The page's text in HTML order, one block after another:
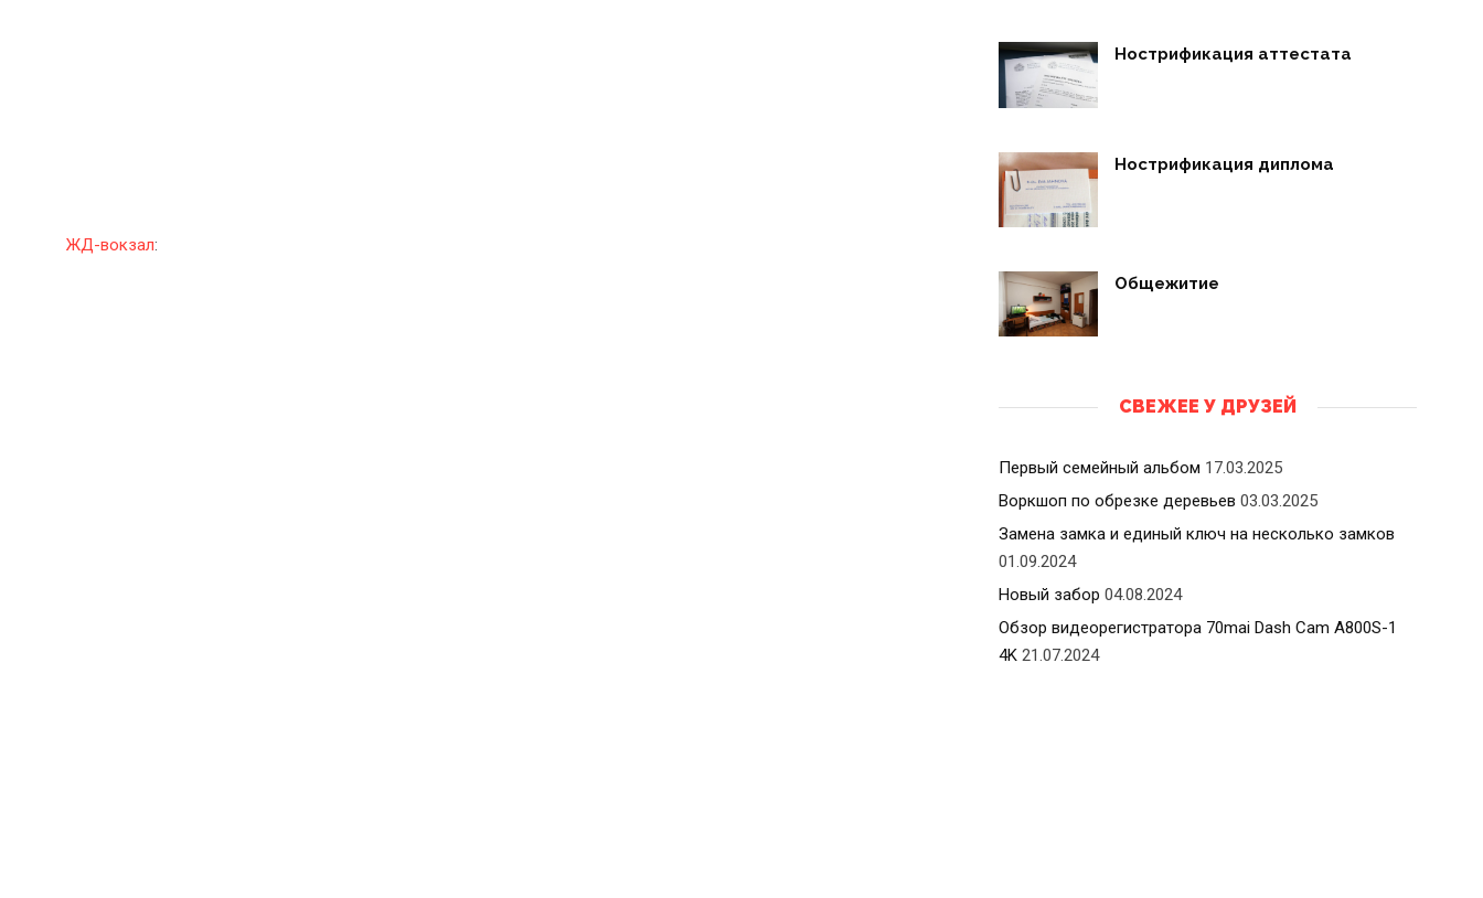
ЖД-вокзал:
Нострификация аттестата
Нострификация диплома
Общежитие
СВЕЖЕЕ У ДРУЗЕЙ
Первый семейный альбом 17.03.2025
Воркшоп по обрезке деревьев 03.03.2025
Замена замка и единый ключ на несколько замков
01.09.2024
Новый забор 04.08.2024
Обзор видеорегистратора 70mai Dash Cam A800S-1
4K 21.07.2024